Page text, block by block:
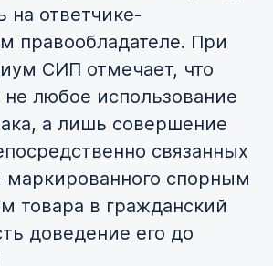
на ответчике-
правообладателе. При
СИП отмечает, что
не любое использование
а лишь совершение
связанных
маркированного спорным
товара в гражданский
доведение его до